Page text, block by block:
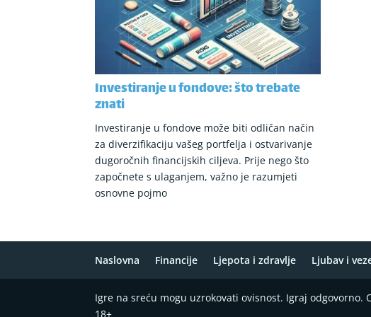
Investiranje u fondove: što trebate
znati
Investiranje u fondove može biti odličan način
za diverzifikaciju vašeg portfelja i ostvarivanje
dugoročnih financijskih ciljeva. Prije nego što
započnete s ulaganjem, važno je razumjeti
osnovne pojmo
Naslovna Financije Ljepota i zdravlje Ljubav i
Igre na sreću mogu uzrokovati ovisnost. Igraj
18+